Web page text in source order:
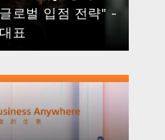
로벌 입점 전략" -
표